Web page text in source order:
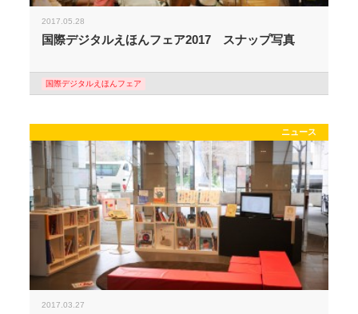
2017.05.28
国際デジタルえほんフェア2017 スナップ写真
国際デジタルえほんフェア
ニュース
2017.03.27